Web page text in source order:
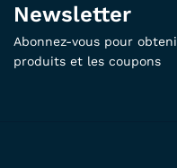
Newsletter
Abonnez-vous pour
produits et les coupons